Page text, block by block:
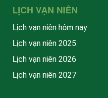
LỊCH VẠN NIÊN
Lịch vạn niên hôm nay
Lịch vạn niên 2025
Lịch vạn niên 2026
Lịch vạn niên 2027